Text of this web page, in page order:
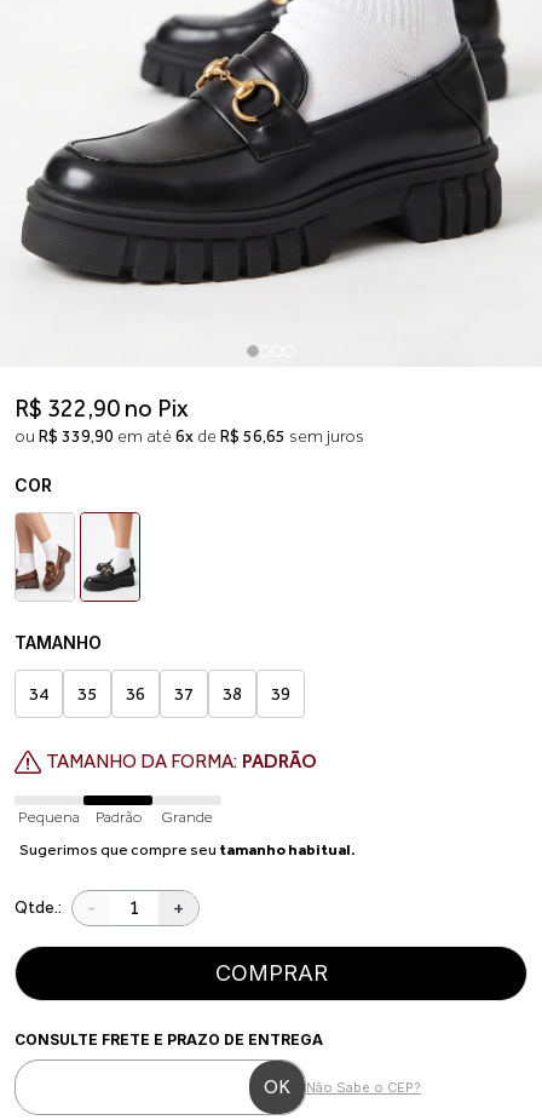
R$ 322,90 no Pix
ou R$ 339,90 em até 6x de R$ 56,65 sem juros
COR
TAMANHO
34 35 36 37 38 39
TAMANHO DA FORMA: PADRÃO
Pequena Padrão
Grande
Sugerimos que compre seu tamanho habitual.
Qtde.: - +
COMPRAR
CONSULTE FRETE E PRAZO DE ENTREGA
Não Sabe o CEP?